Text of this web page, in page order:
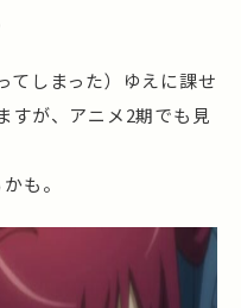
てしまった）ゆえに課せ
すが、アニメ2期でも見
も。